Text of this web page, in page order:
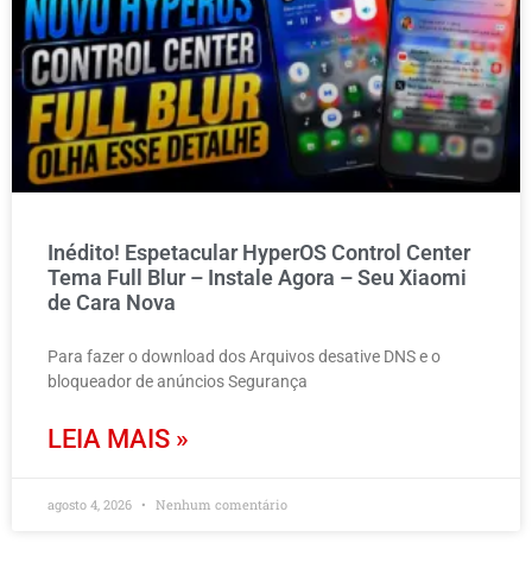
Inédito! Espetacular HyperOS Control Center
Tema Full Blur – Instale Agora – Seu Xiaomi
de Cara Nova
Para fazer o download dos Arquivos desative DNS e o
bloqueador de anúncios Segurança
LEIA MAIS »
agosto 4, 2026 Nenhum comentário